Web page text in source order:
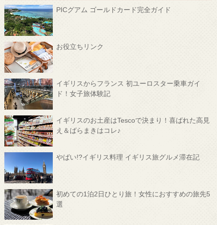
PICグアム ゴールドカード完全ガイド
お役立ちリンク
イギリスからフランス 初ユーロスター乗車ガイ
ド！女子旅体験記
イギリスのお土産はTescoで決まり！喜ばれた高見
え＆ばらまきはコレ♪
やばい!?イギリス料理 イギリス旅グルメ滞在記
初めての1泊2日ひとり旅！女性におすすめの旅先5
選